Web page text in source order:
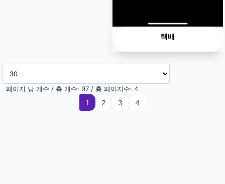
택배
페이지 당 개수 / 총 개수: 97 / 총 페이지수: 4
1 (current)
2 3 4